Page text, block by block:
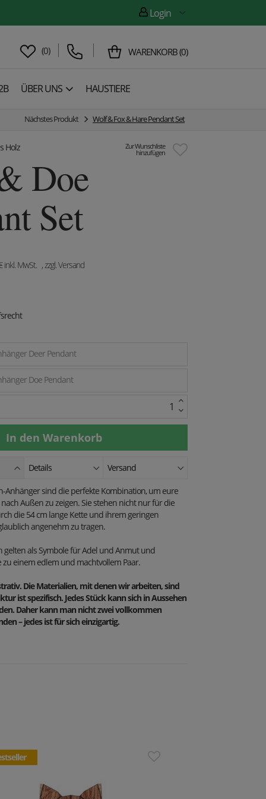
Login
(0) WARENKORB(0)
ÜBER UNS HAUSTIERE
Nächstes Produkt Wolf & Fox & Hare Pendant Set
Zur Wunschliste
hinzufügen
Holz
Doe
Set
inkl. MwSt. , zzgl. Versand
Deer Pendant
Doe Pendant
Details Versand
Anhänger sind die perfekte Kombination, um eure
Außen zu zeigen. Sie stehen nicht nur für die
die 54 cm lange Kette und ihrem geringen
angenehm zu tragen.
gelten als Symbole für Adel und Anmut und
einem edlem und machtvollem Paar.
Die Materialien, mit denen wir arbeiten, sind
ist spezifisch. Jedes Stück kann sich in Aussehen
Daher kann man nicht zwei vollkommen
– jedes ist für sich einzigartig.